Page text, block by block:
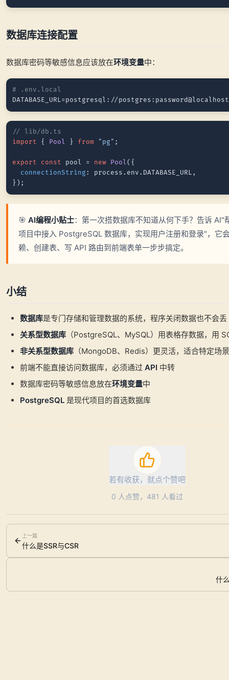
数据库连接配置
数据库密码等敏感信息应该放在环境变量中：
# .env.local
// lib/db.ts
import { Pool } from "pg" ;
export const pool = new Pool({
connectionString : process. env . DATABASE_URL ,
🎯 AI编程小贴士：第一次搭数据库不知道从何下手？告诉 AI"
项目中接入 PostgreSQL 数据库，实现用户注册和登录"，它
赖、创建表、写 API 路由到前端表单一步步搞定。
小结
数据库是专门存储和管理数据的系统，程序关闭数据也不会丢
关系型数据库 （PostgreSQL、MySQL）用表格存数据，用
非关系型数据库 （MongoDB、Redis）更灵活，适合特定场景
前端不能直接访问数据库，必须通过 API 中转
数据库密码等敏感信息放在环境变量中
PostgreSQL 是现代项目的首选数据库
若有收获，就点个赞吧
0 人点赞， 481 人看过
上一篇
什么是SSR与CSR
什